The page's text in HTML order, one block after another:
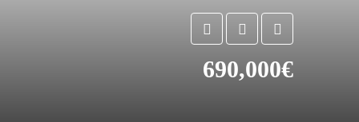
690,000€